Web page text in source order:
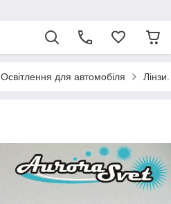
Освітлення для автомобіля